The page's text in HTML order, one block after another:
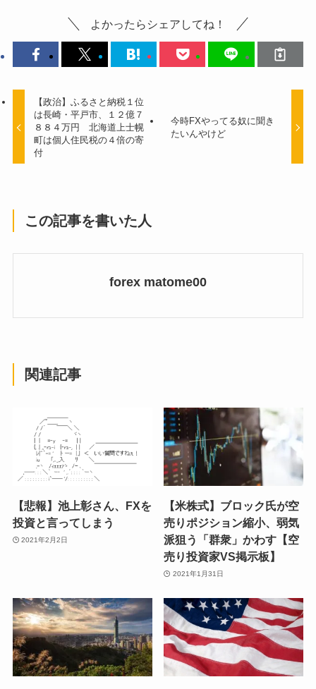
よかったらシェアしてね！
【政治】ふるさと納税１位
は長崎・平戸市、１２億７
８８４万円 北海道上士幌
町は個人住民税の４倍の寄
付
今時FXやってる奴に聞き
たいんやけど
この記事を書いた人
forex matome00
関連記事
【悲報】池上彰さん、FXを
投資と言ってしまう
2021年2月2日
【米株式】ブロック氏が空
売りポジション縮小、弱気
派狙う「群衆」かわす【空
売り投資家VS掲示板】
2021年1月31日